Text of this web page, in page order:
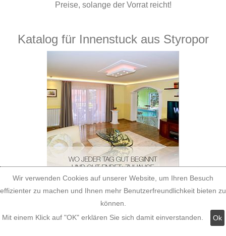
Preise, solange der Vorrat reicht!
Katalog für Innenstuck aus Styropor
Wir verwenden Cookies auf unserer Website, um Ihren Besuch
effizienter zu machen und Ihnen mehr Benutzerfreundlichkeit bieten zu
können.
Mit einem Klick auf "OK" erklären Sie sich damit einverstanden.
Ok